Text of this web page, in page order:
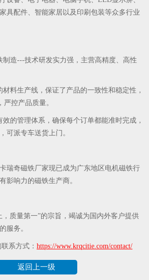
具配件、智能家居以及印刷包装等众多行业
制造---技术研发实力强，主营高精度、高性
料生产线，保证了产品的一致性和稳定性，
严控产品质量。
的管理体系，确保每个订单都能准时完成，
可派专车送货上门。
瑞奇磁铁厂家现已成为广东地区电机磁铁行
影响力的磁铁生产商。
质量第一”的宗旨，竭诚为国内外客户提供
服务。
系方式： https://www.krqcitie.com/contact/
返回上一级